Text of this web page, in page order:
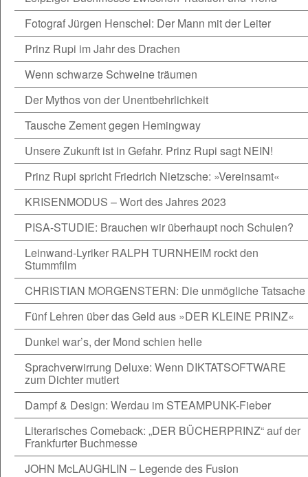
Fotograf Jürgen Henschel: Der Mann mit der Leiter
Prinz Rupi im Jahr des Drachen
Wenn schwarze Schweine träumen
Der Mythos von der Unentbehrlichkeit
Tausche Zement gegen Hemingway
Unsere Zukunft ist in Gefahr. Prinz Rupi sagt NEIN!
Prinz Rupi spricht Friedrich Nietzsche: »Vereinsamt«
KRISENMODUS – Wort des Jahres 2023
PISA-STUDIE: Brauchen wir überhaupt noch Schulen?
Leinwand-Lyriker RALPH TURNHEIM rockt den
Stummfilm
CHRISTIAN MORGENSTERN: Die unmögliche Tatsache
Fünf Lehren über das Geld aus »DER KLEINE PRINZ«
Dunkel war’s, der Mond schien helle
Sprachverwirrung Deluxe: Wenn DIKTATSOFTWARE
zum Dichter mutiert
Dampf & Design: Werdau im STEAMPUNK-Fieber
Literarisches Comeback: „DER BÜCHERPRINZ“ auf der
Frankfurter Buchmesse
JOHN McLAUGHLIN – Legende des Fusion